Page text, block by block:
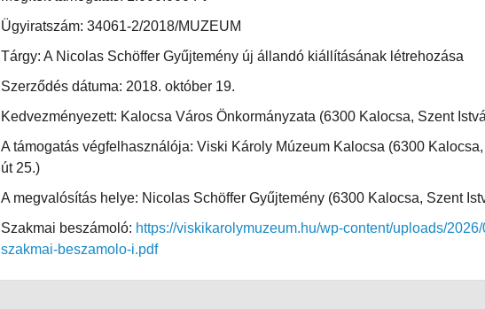
Ügyiratszám: 34061-2/2018/MUZEUM
Tárgy: A Nicolas Schöffer Gyűjtemény új állandó kiállításának létrehozása
Szerződés dátuma: 2018. október 19.
Kedvezményezett: Kalocsa Város Önkormányzata (6300 Kalocsa, Szent
A támogatás végfelhasználója: Viski Károly Múzeum Kalocsa (6300
út 25.)
A megvalósítás helye: Nicolas Schöffer Gyűjtemény (6300 Kalocsa, Szent
Szakmai beszámoló: https://viskikarolymuzeum.hu/wp-content/uploads/
szakmai-beszamolo-i.pdf